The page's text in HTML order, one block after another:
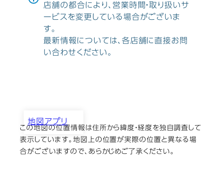
店舗の都合により、営業時間・取り扱いサ
ービスを変更している場合がございま
す。
最新情報については、各店舗に直接お問
い合わせください。
青砥写真館
地図アプリ
この地図の位置情報は住所から緯度・経度を独自調査して
表示しています。地図上の位置が実際の位置と異なる場
合がございますので、あらかじめご了承ください。